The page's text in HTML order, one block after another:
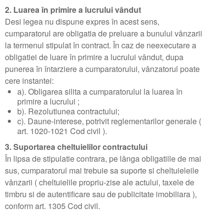
2. Luarea în primire a lucrului vândut
Desi legea nu dispune expres în acest sens,
cumparatorul are obligatia de preluare a bunului vânzarii
la termenul stipulat în contract. În caz de neexecutare a
obligatiei de luare în primire a lucrului vândut, dupa
punerea în întarziere a cumparatorului, vânzatorul poate
cere instantei:
a). Obligarea silita a cumparatorului la luarea în
primire a lucrului ;
b). Rezolutiunea contractului;
c). Daune-interese, potrivit reglementarilor generale (
art. 1020-1021 Cod civil ).
3. Suportarea cheltuielilor contractului
În lipsa de stipulatie contrara, pe lânga obligatiile de mai
sus, cumparatorul mai trebuie sa suporte si cheltuieleile
vânzarii ( cheltuielile propriu-zise ale actului, taxele de
timbru si de autentificare sau de publicitate imobiliara ),
conform art. 1305 Cod civil.